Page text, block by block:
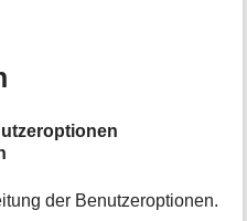
der Benutzeroptionen.